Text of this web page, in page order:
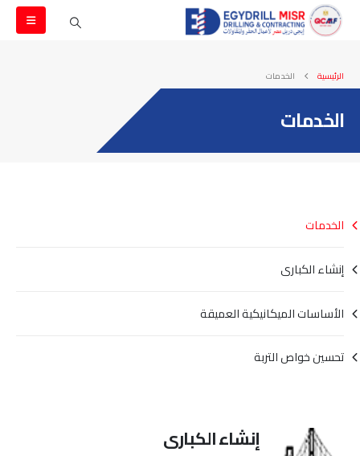
الرئيسية الخدمات
الخدمات
إنشاء الكبارى
الخدمات
إنشاء الكبارى
الأساسات الميكانيكية العميقة
تحسين خواص التربة